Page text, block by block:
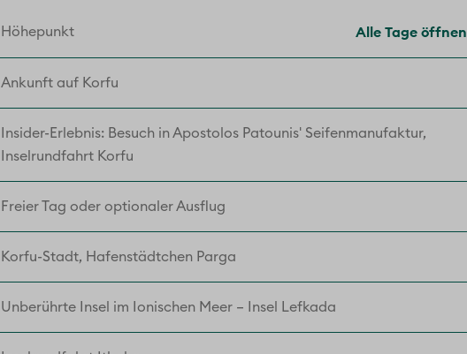
Alle Tageöffnen
Höhepunkt
Ankunft auf Korfu
Insider-Erlebnis: Besuch in Apostolos Patounis' Seifenmanufaktur,
Inselrundfahrt Korfu
Freier Tag oder optionaler Ausflug
Korfu-Stadt, Hafenstädtchen Parga
Unberührte Insel im Ionischen Meer – Insel Lefkada